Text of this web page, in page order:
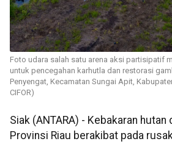
Foto udara salah satu arena aksi partisipatif
untuk pencegahan karhutla dan restorasi
Penyengat, Kecamatan Sungai Apit,
CIFOR)
Siak (ANTARA) - Kebakaran hutan
Provinsi Riau berakibat pada